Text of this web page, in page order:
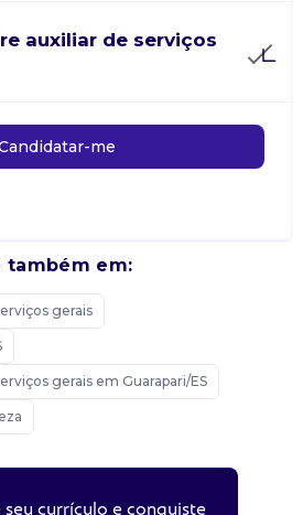
auxiliar de serviços
me
também em:
gerais
gerais em Guarapari/ES
currículo e conquiste